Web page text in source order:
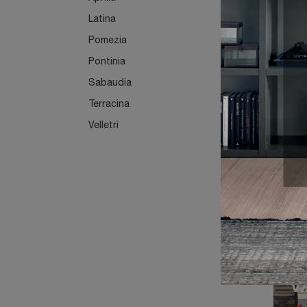
Latina
Pomezia
Pontinia
Sabaudia
Terracina
Velletri
A